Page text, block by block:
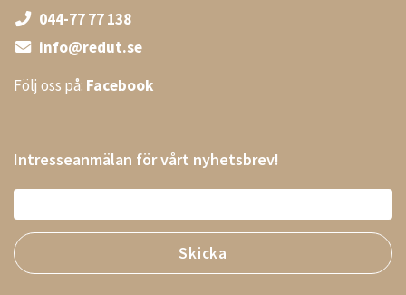
044-77 77 138
info@redut.se
Följ oss på: Facebook
Intresseanmälan för vårt nyhetsbrev!